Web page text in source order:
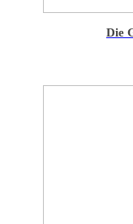
Die